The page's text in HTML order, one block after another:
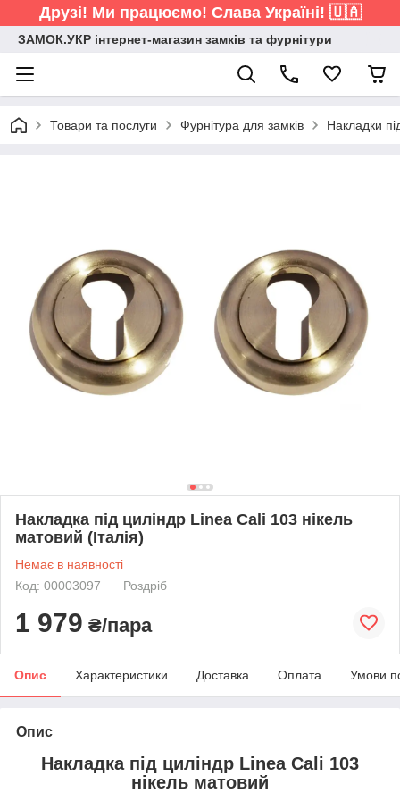
Друзі! Ми працюємо! Слава Україні! 🇺🇦
ЗАМОК.УКР інтернет-магазин замків та фурнітури
Товари та послуги Фурнітура для замків Накладки
Накладка під циліндр Linea Cali 103 нікель
матовий (Італія)
Немає в наявності
Код: 00003097
Роздріб
1 979 ₴/пара
Опис Характеристики Доставка Оплата Умови
Опис
Накладка під циліндр Linea Cali 103
нікель матовий